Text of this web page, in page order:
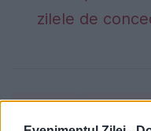
zilele de